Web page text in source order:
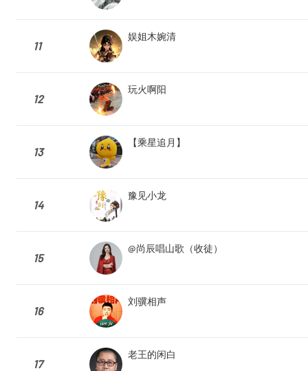
11
娱姐木婉清
12
玩火啊阳
13
【乘星追月】
14
豫见小龙
15
@尚辰唱山歌（收徒）
16
刘骥相声
17
老王的闲白